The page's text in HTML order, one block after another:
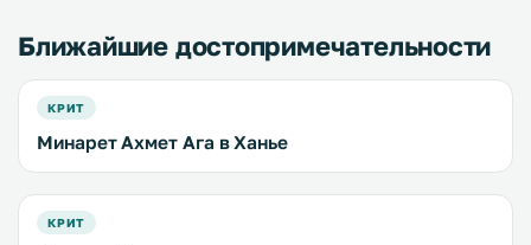
Ближайшие достопримечательности
КРИТ
Минарет Ахмет Ага в Ханье
КРИТ